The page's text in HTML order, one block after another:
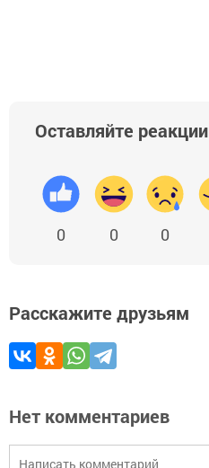
Оставляйте реакции
0 0 0
Расскажите друзьям
Нет комментариев